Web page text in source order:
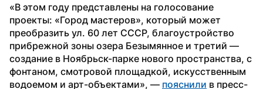
«В этом году представлены на голосование
проекты: «Город мастеров», который может
преобразить ул. 60 лет СССР, благоустройство
прибрежной зоны озера Безымянное и третий —
создание в Ноябрьск-парке нового пространства, с
фонтаном, смотровой площадкой, искусственным
водоемом и арт-объектами», — пояснили в пресс-